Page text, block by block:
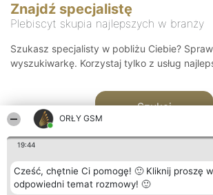
ORŁY GSM
19:44
Cześć, chętnie Ci pomogę! 🙂 Kliknij proszę w
odpowiedni temat rozmowy! 🙂
Znajdź specjalistę
Plebiscyt skupia najlepszych w branży
Szukasz specjalisty w pobliżu Ciebie?
wyszukiwarkę. Korzystaj tylko z usług
Szukaj